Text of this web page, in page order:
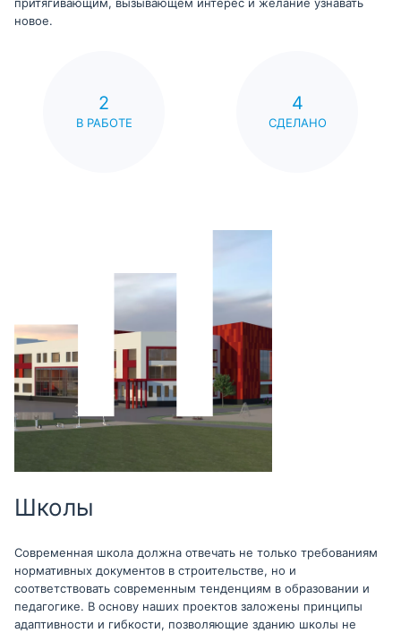
притягивающим, вызывающем интерес и желание узнавать
новое.
2
В РАБОТЕ
4
СДЕЛАНО
Школы
Современная школа должна отвечать не только требованиям
нормативных документов в строительстве, но и
соответствовать современным тенденциям в образовании и
педагогике. В основу наших проектов заложены принципы
адаптивности и гибкости, позволяющие зданию школы не